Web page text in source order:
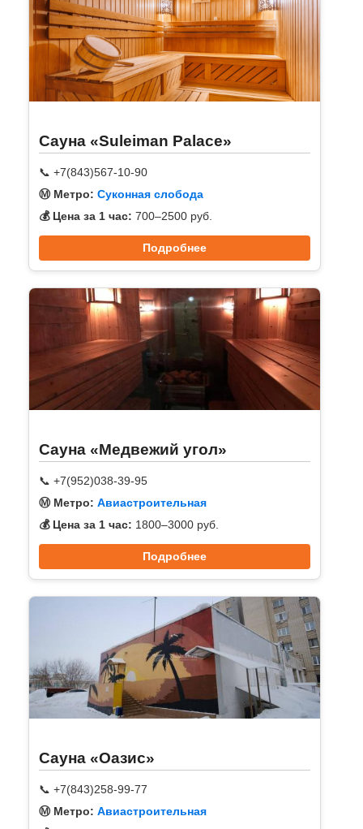
Сауна «Suleiman Palace»
📞 +7(843)567-10-90
Ⓜ️ Метро: Суконная слобода
💰 Цена за 1 час: 700–2500 руб.
Подробнее
Сауна «Медвежий угол»
📞 +7(952)038-39-95
Ⓜ️ Метро: Авиастроительная
💰 Цена за 1 час: 1800–3000 руб.
Подробнее
Сауна «Оазис»
📞 +7(843)258-99-77
Ⓜ️ Метро: Авиастроительная